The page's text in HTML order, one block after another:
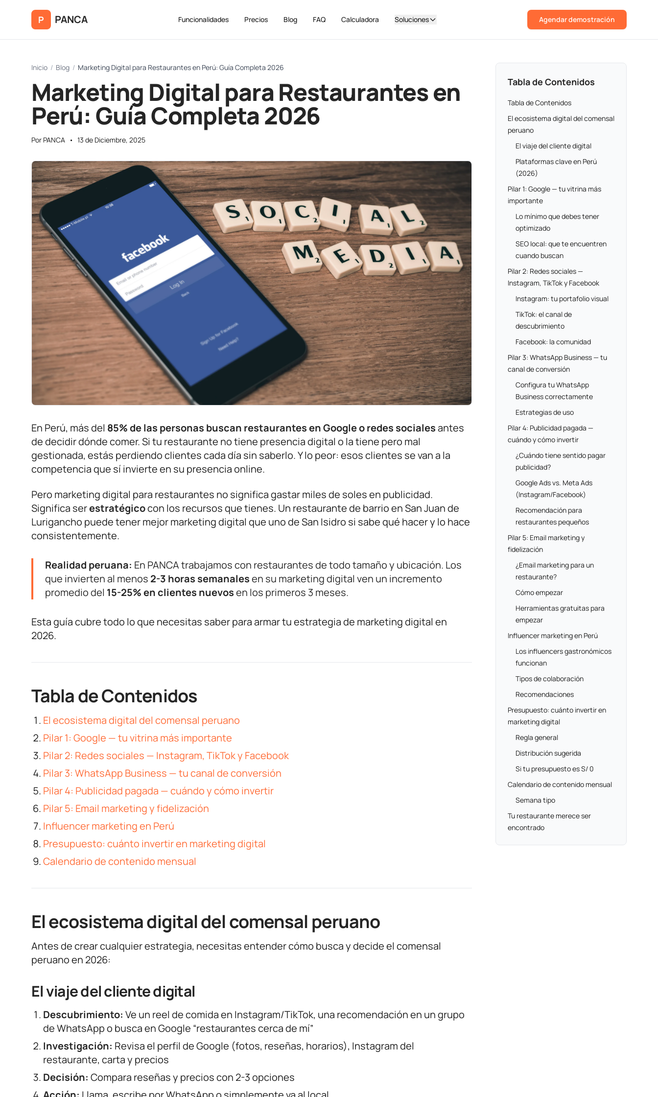
P PANCA Funcionalidades Precios Blog FAQ Calculadora Soluciones Agendar demostración
Inicio / Blog / Marketing Digital para Restaurantes en Perú: Guía Completa 2026
Marketing Digital para Restaurantes en
Perú: Guía Completa 2026
Por PANCA • 13 de Diciembre, 2025
En Perú, más del 85% de las personas buscan restaurantes en Google o redes socialesantes
de decidir dónde comer. Si tu restaurante no tiene presencia digital o la tiene pero mal
gestionada, estás perdiendo clientes cada día sin saberlo. Y lo peor: esos clientes se van a la
competencia que sí invierte en su presencia online.
Pero marketing digital para restaurantes no significa gastar miles de soles en publicidad.
Significa serestratégicocon los recursos que tienes. Un restaurante de barrio en San Juan de
Lurigancho puede tener mejor marketing digital que uno de San Isidro si sabe qué hacer y lo hace
consistentemente.
Realidad peruana: En PANCA trabajamos con restaurantes de todo tamaño y ubicación. Los
que invierten al menos 2-3 horas semanalesen su marketing digital ven un incremento
promedio del 15-25% en clientes nuevosen los primeros 3 meses.
Esta guía cubre todo lo que necesitas saber para armar tu estrategia de marketing digital en
2026.
Tabla de Contenidos
El ecosistema digital del comensal peruano
Pilar 1: Google — tu vitrina más importante
Pilar 2: Redes sociales — Instagram, TikTok y Facebook
Pilar 3: WhatsApp Business — tu canal de conversión
Pilar 4: Publicidad pagada — cuándo y cómo invertir
Pilar 5: Email marketing y fidelización
Influencer marketing en Perú
Presupuesto: cuánto invertir en marketing digital
Calendario de contenido mensual
El ecosistema digital del comensal peruano
Antes de crear cualquier estrategia, necesitas entender cómo busca y decide el comensal
peruano en 2026:
El viaje del cliente digital
Descubrimiento: Ve un reel de comida en Instagram/TikTok, una recomendación en un grupo
de WhatsApp o busca en Google “restaurantes cerca de mí”
Investigación: Revisa el perfil de Google (fotos, reseñas, horarios), Instagram del
restaurante, carta y precios
Decisión: Compara reseñas y precios con 2-3 opciones
Tabla de Contenidos
Tabla de Contenidos
El ecosistema digital del comensal
peruano
El viaje del cliente digital
Plataformas clave en Perú
(2026)
Pilar 1: Google — tu vitrina más
importante
Lo mínimo que debes tener
optimizado
SEO local: que te encuentren
cuando buscan
Pilar 2: Redes sociales —
Instagram, TikTok y Facebook
Instagram: tu portafolio visual
TikTok: el canal de
descubrimiento
Facebook: la comunidad
Pilar 3: WhatsApp Business — tu
canal de conversión
Configura tu WhatsApp
Business correctamente
Estrategias de uso
Pilar 4: Publicidad pagada —
cuándo y cómo invertir
¿Cuándo tiene sentido pagar
publicidad?
Google Ads vs. Meta Ads
(Instagram/Facebook)
Recomendación para
restaurantes pequeños
Pilar 5: Email marketing y
fidelización
¿Email marketing para un
restaurante?
Cómo empezar
Herramientas gratuitas para
empezar
Influencer marketing en Perú
Los influencers gastronómicos
funcionan
Tipos de colaboración
Recomendaciones
Presupuesto: cuánto invertir en
marketing digital
Regla general
Distribución sugerida
Si tu presupuesto es S/ 0
Calendario de contenido mensual
Semana tipo
Tu restaurante merece ser
encontrado